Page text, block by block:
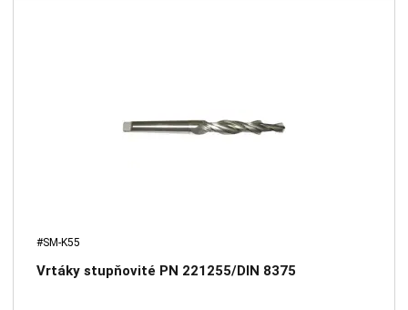
#SM-K55
Vrtáky stupňovité PN 221255/DIN 8375